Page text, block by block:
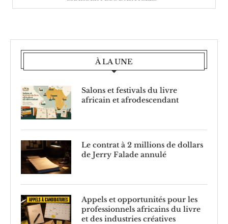
À LA UNE
Salons et festivals du livre
africain et afrodescendant
Le contrat à 2 millions de dollars
de Jerry Falade annulé
Appels et opportunités pour les
professionnels africains du livre
et des industries créatives